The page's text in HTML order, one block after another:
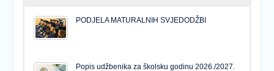
PODJELA MATURALNIH SVJEDODŽBI
Popis udžbenika za školsku godinu 2026./2027.